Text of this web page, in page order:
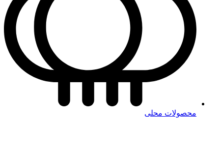
محصولات محلی